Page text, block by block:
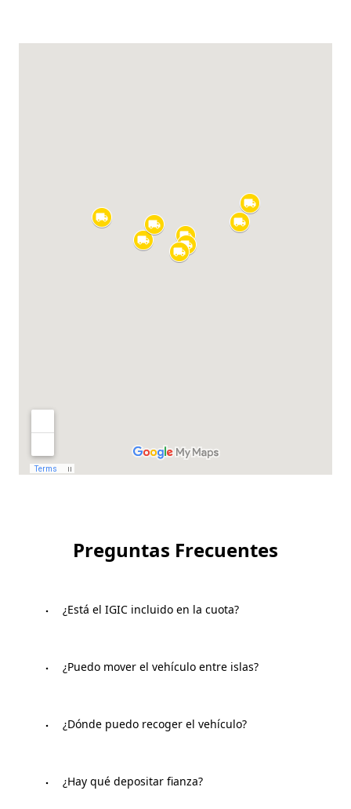
Preguntas Frecuentes
¿Está el IGIC incluido en la cuota?
Nuestros precios no tienen incluido el IGIC. Tiene una
sencilla razón y es que al IGIC puede variar a lo largo
¿Puedo mover el vehículo entre islas?
Si es posible. Pero, si vas a devolver el vehículo en otra
isla deberás comunicarlo con antelación ya que puede
¿Dónde puedo recoger el vehículo?
En nuestras oficinas. Puedes ver las ubicaciones en el
apartado oficinas de la web.
¿Hay qué depositar fianza?